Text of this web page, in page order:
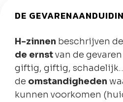
DE
H-zinnen beschrijven de
de ernstvan de
giftig, giftig,
de omstandigheden
kunnen voorkomen